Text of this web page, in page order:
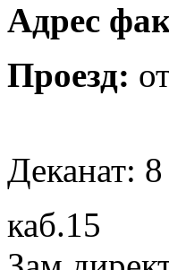
Адрес
Проезд:
Деканат:
каб.15